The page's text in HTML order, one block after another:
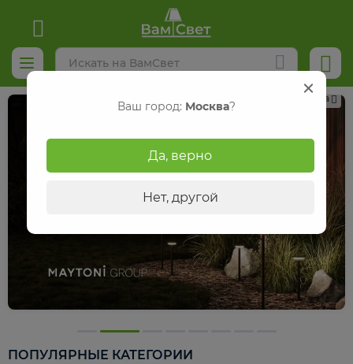
Реклама
ПОПУЛЯРНЫЕ КАТЕГОРИИ
Ваш город: Москва?
Да, верно
Нет, другой